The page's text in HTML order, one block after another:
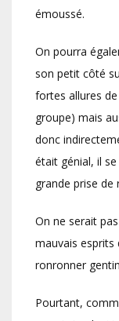
émoussé.
On pourra
son petit côté
fortes allures
groupe) mais
donc
était génial, il
grande prise de
On ne serait
mauvais esprits
ronronner
Pourtant,